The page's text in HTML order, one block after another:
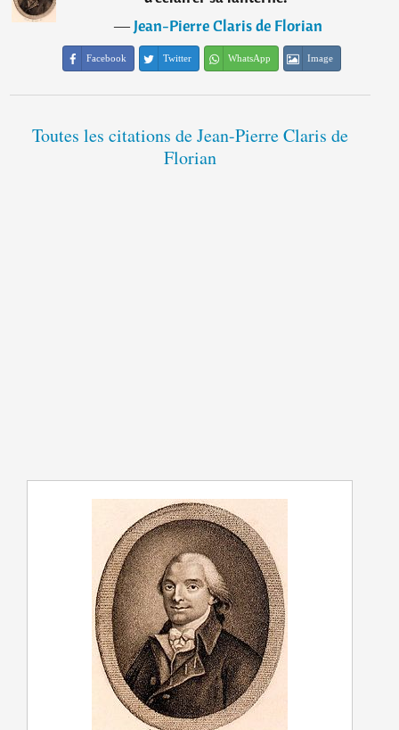
―Jean-Pierre Claris de Florian
Facebook Twitter WhatsApp Image
Toutes les citations de Jean-Pierre Claris de
Florian